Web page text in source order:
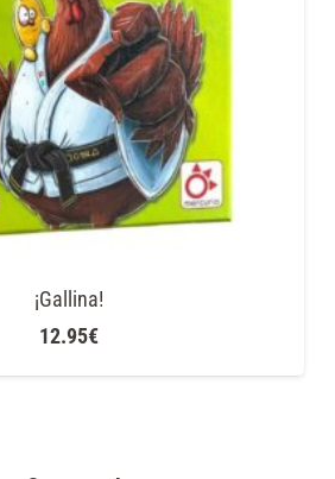
¡Gallina!
12.95€